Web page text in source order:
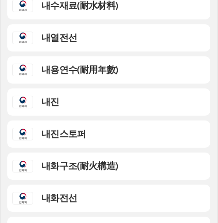
내수재료(耐水材料)
내열전선
내용연수(耐用年數)
내진
내진스토퍼
내화구조(耐火構造)
내화전선